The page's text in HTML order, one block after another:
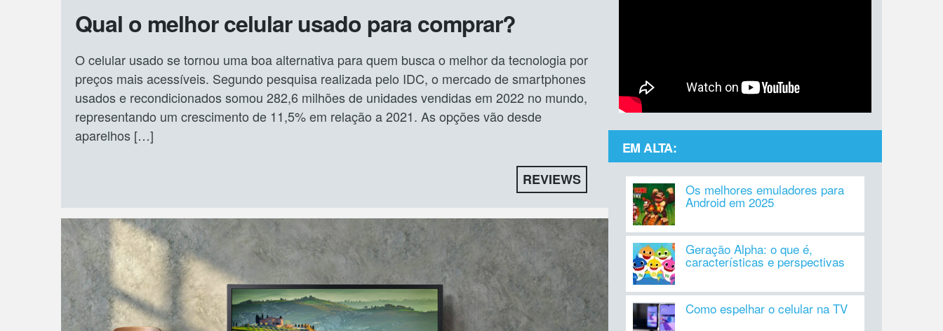
Qual o melhor celular usado para comprar?
O celular usado se tornou uma boa alternativa para quem busca o melhor da tecnologia por
preços mais acessíveis. Segundo pesquisa realizada pelo IDC, o mercado de smartphones
usados e recondicionados somou 282,6 milhões de unidades vendidas em 2022 no mundo,
representando um crescimento de 11,5% em relação a 2021. As opções vão desde
aparelhos […]
REVIEWS
EM ALTA:
Os melhores emuladores para
Android em 2025
Geração Alpha: o que é,
características e perspectivas
Como espelhar o celular na TV